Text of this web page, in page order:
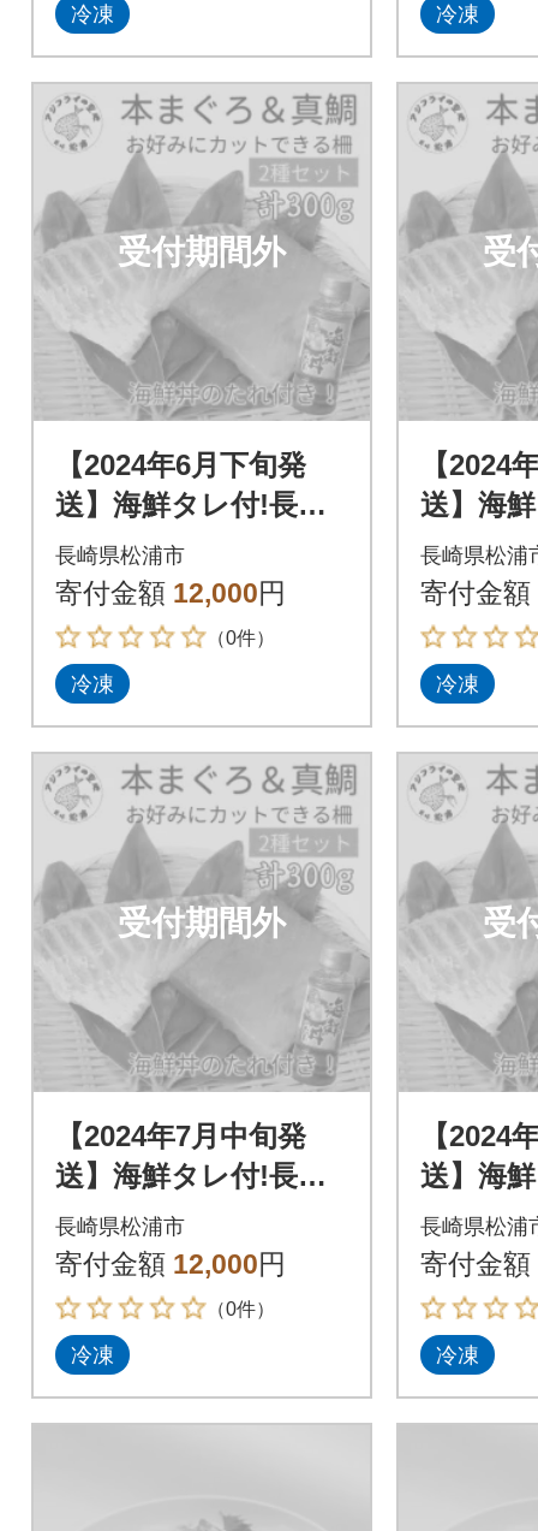
冷凍 冷凍
受付期間外
【2024年6月下旬発
送】海鮮タレ付!長崎
県産本まぐろ&真鯛
柵セット2種300g
長崎県松浦市
寄付金額 12,000円
（0件）
冷凍
受
【2024
送】海
県産本
柵セッ
長崎県松浦
寄付金額
冷凍
受付期間外
【2024年7月中旬発
送】海鮮タレ付!長崎
県産本まぐろ&真鯛
柵セット2種300g
長崎県松浦市
寄付金額 12,000円
（0件）
冷凍
受
【2024
送】海
県産本
柵セッ
長崎県松浦
寄付金額
冷凍